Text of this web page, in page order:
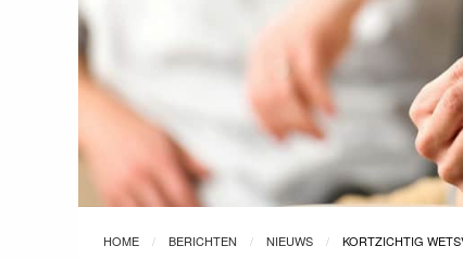
HOME BERICHTEN NIEUWS KORTZICHTIG